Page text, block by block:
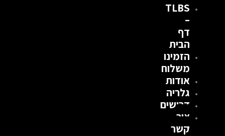
TLBS
–
דף
הבית
הזמינו
משלוח
אודות
גלריה
דרושים
צור
קשר